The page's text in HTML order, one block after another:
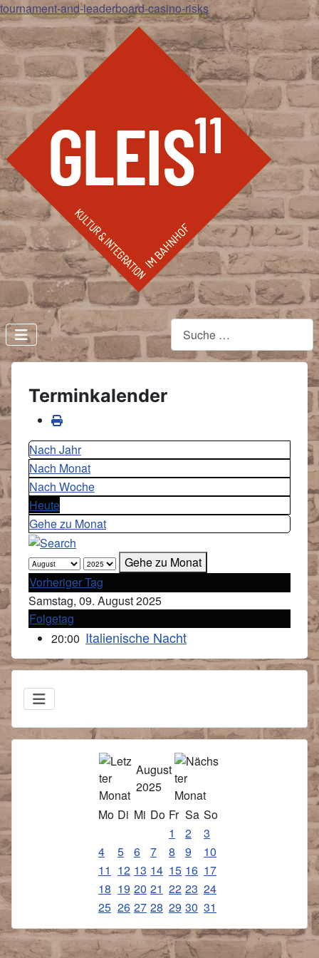
tournament-and-leaderboard-casino-risks
August
2025
Mo Di Mi Do Fr Sa So
1
2
3
4
5 6 7 8 9
10
11 12 13 14 15 16 17
18 19 20 21 22 23 24
25 26 27 28 29 30 31
Terminkalender
Nach Jahr
Nach Monat
Nach Woche
Heute
Gehe zu Monat
Gehe zu Monat
Vorheriger Tag
Samstag, 09. August 2025
Folgetag
20:00 Italienische Nacht